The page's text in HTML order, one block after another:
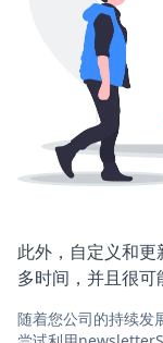
此外，自定义和
多时间，并且很可
随着您公司的持续发